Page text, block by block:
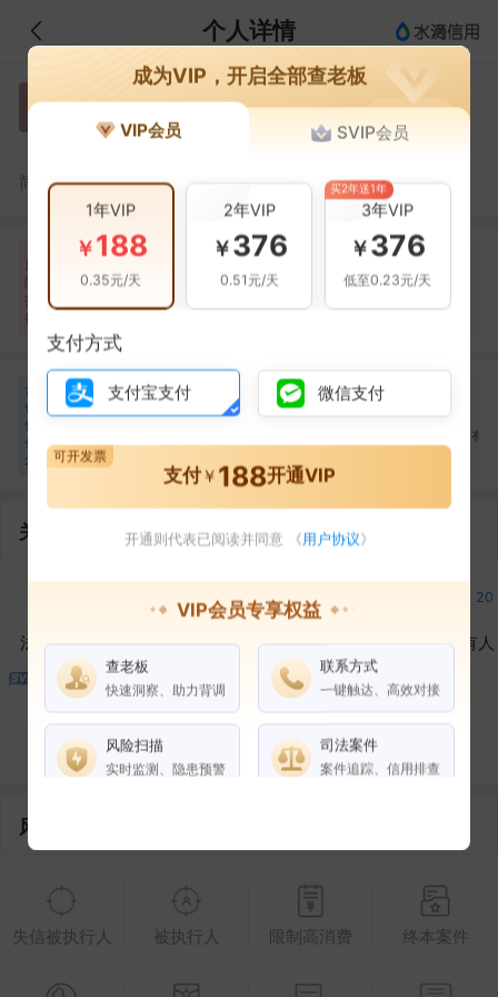
个人详情
吴 吴磊
上海电气
简介：吴磊，上海电气董事长。
风
险
扫
描
自身风险
暂无风险
关联风险 999+条
裁判文书(999+条)
提示信息
关联企业(215条)
合
作
伙
伴
20
万 万忠培
上海机电股份有限公司
朱 朱兆开
合作2次 卫
上海电气控股集团有限
关联企业
法定代表人 对外投资 在外任职
20
作为受益所有人
控制企业 所属集团
20
合作伙伴
风险信息
失信被执行人 被执行人 限制高消费 终本案件
成为VIP，开启全部查老板
VIP会员 SVIP会员
1年VIP
￥188
0.35元/天
2年VIP
￥376
0.51元/天
3年VIP
￥376
低至0.23元/天
买2年送1年
支付方式
支付宝支付 微信支付
支付￥ 188开通VIP
可开发票
开通则代表已阅读并同意 《用户协议》
VIP会员专享权益
查老板
快速洞察、助力背调
联系方式
一键触达、高效对接
风险扫描
实时监测、隐患预警
司法案件
案件追踪、信用排查
权益说明 VIP会员 SVIP会员
企业全部电话